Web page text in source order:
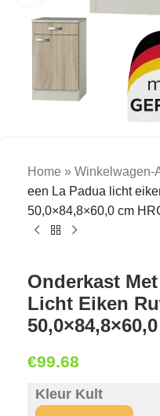
Home » Winkelwagen-
een La Padua licht
50,0×84,8×60,0 cm
Onderkast
Licht Eiken
€99.68
Kleur Kult